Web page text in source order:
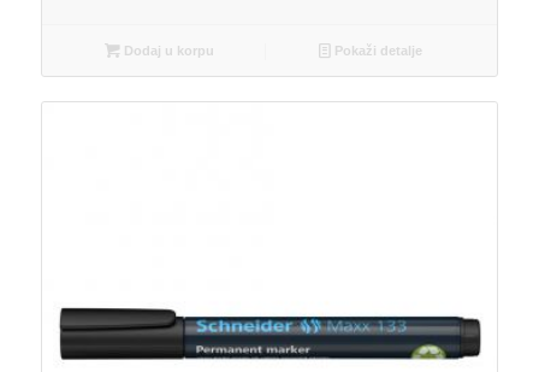
Dodaj u korpu Pokaži detalje